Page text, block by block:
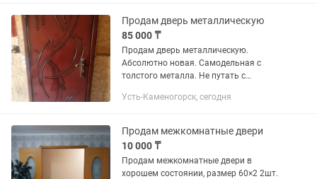
Продам дверь металлическую
85 000 ₸
Продам дверь металлическую.
Абсолютно новая. Самодельная с
толстого металла. Не путать с
дорогой замок.
Усть-Каменогорск, сегодня
Продам межкомнатные двери
10 000 ₸
Продам межкомнатные двери в
хорошем состоянии, размер 60×2 2шт.